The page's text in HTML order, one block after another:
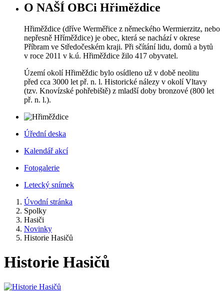
O NAŠÍ OBCi Hřiměždice
Hřiměždice (dříve Werměřice z německého Wermierzitz, nebo
nepřesně Hříměždice) je obec, která se nachází v okrese
Příbram ve Středočeském kraji. Při sčítání lidu, domů a bytů
v roce 2011 v k.ú. Hřiměždice žilo 417 obyvatel.
Území okolí Hřiměždic bylo osídleno už v době neolitu
před cca 3000 let př. n. l. Historické nálezy v okolí Vltavy
(tzv. Knovízské pohřebiště) z mladší doby bronzové (800 let
př. n. l.).
Úřední deska
Kalendář akcí
Fotogalerie
Letecký snímek
Úvodní stránka
Spolky
Hasiči
Novinky
Historie Hasičů
Historie Hasičů